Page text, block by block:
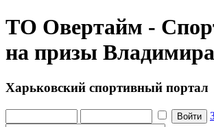
ТО Овертайм -
на призы
Харьковский спортивный портал